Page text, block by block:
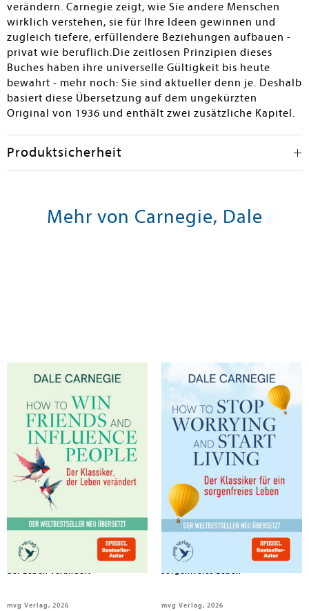
verändern. Carnegie zeigt, wie Sie andere Menschen
wirklich verstehen, sie für Ihre Ideen gewinnen und
zugleich tiefere, erfüllendere Beziehungen aufbauen -
privat wie beruflich.Die zeitlosen Prinzipien dieses
Buches haben ihre universelle Gültigkeit bis heute
bewahrt - mehr noch: Sie sind aktueller denn je. Deshalb
basiert diese Übersetzung auf dem ungekürzten
Original von 1936 und enthält zwei zusätzliche Kapitel.
Produktsicherheit
Mehr von Carnegie, Dale
Carnegie, Dale
How To Win Friends and
Influence People - Der Klassiker,
der Leben verändert
mvg Verlag, 2026
Carnegie, Dale
How to Stop Worrying and Start
Living - Der Klassiker für ein
sorgenfreies Leben
mvg Verlag, 2026